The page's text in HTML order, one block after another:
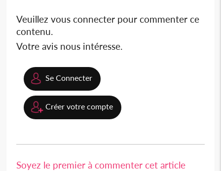
Veuillez vous connecter pour commenter ce
contenu.
Votre avis nous intéresse.
Se Connecter
Créer votre compte
Soyez le premier à commenter cet article